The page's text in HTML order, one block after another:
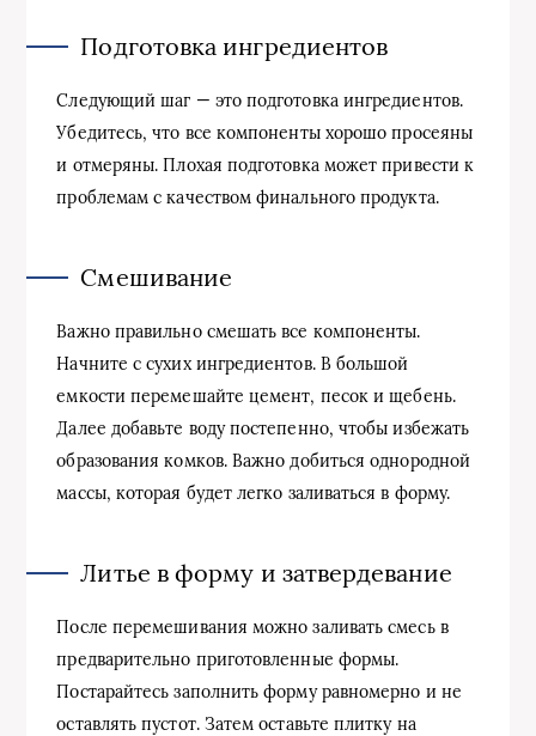
Подготовка ингредиентов
Следующий шаг — это подготовка ингредиентов.
Убедитесь, что все компоненты хорошо просеяны
и отмеряны. Плохая подготовка может привести к
проблемам с качеством финального продукта.
Смешивание
Важно правильно смешать все компоненты.
Начните с сухих ингредиентов. В большой
емкости перемешайте цемент, песок и щебень.
Далее добавьте воду постепенно, чтобы избежать
образования комков. Важно добиться однородной
массы, которая будет легко заливаться в форму.
Литье в форму и затвердевание
После перемешивания можно заливать смесь в
предварительно приготовленные формы.
Постарайтесь заполнить форму равномерно и не
оставлять пустот. Затем оставьте плитку на